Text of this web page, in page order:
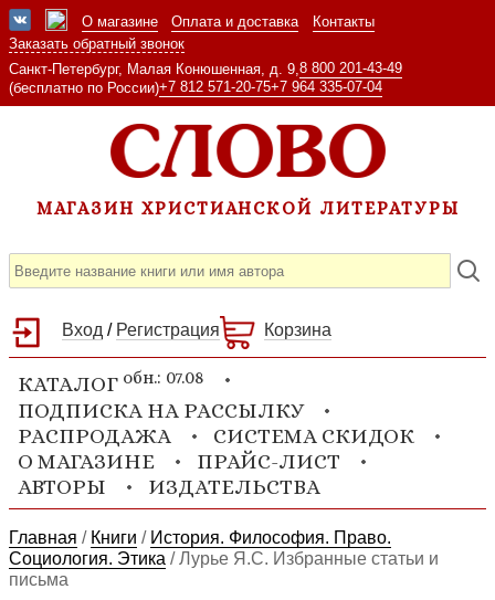
О магазине Оплата и доставка
Контакты
Заказать обратный звонок
Санкт-Петербург, Малая Конюшенная, д. 9, 8 800 201-43-49
(бесплатно по России)+7 812 571-20-75+7 964 335-07-04
МАГАЗИН ХРИСТИАНСКОЙ ЛИТЕРАТУРЫ
Вход / Регистрация Корзина
КАТАЛОГ обн.: 07.08
ПОДПИСКА НА РАССЫЛКУ
РАСПРОДАЖА
СИСТЕМА СКИДОК
О МАГАЗИНЕ
ПРАЙС-ЛИСТ
АВТОРЫ
ИЗДАТЕЛЬСТВА
Главная / Книги / История. Философия. Право.
Социология. Этика /Лурье Я.С. Избранные статьи и
письма